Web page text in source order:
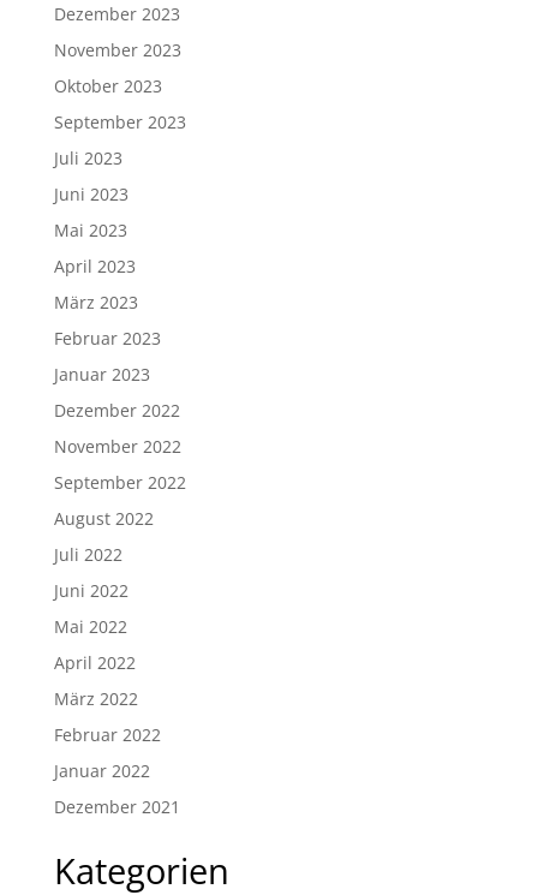
Dezember 2023
November 2023
Oktober 2023
September 2023
Juli 2023
Juni 2023
Mai 2023
April 2023
März 2023
Februar 2023
Januar 2023
Dezember 2022
November 2022
September 2022
August 2022
Juli 2022
Juni 2022
Mai 2022
April 2022
März 2022
Februar 2022
Januar 2022
Dezember 2021
Kategorien